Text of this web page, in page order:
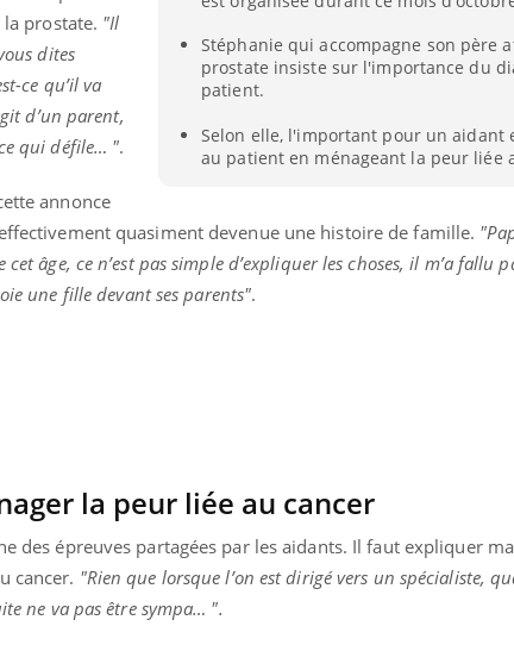
Stéphanie qui accompagne son père
prostate insiste sur l'importance du
patient.
Selon elle, l'important pour un aidant
au patient en ménageant la peur liée
la prostate. "Il
dites
ce qu’il va
d’un parent,
qui défile… ".
annonce
quasiment devenue une histoire de famille.
cet âge, ce n’est pas simple d’expliquer les choses, il m’a fallu
une fille devant ses parents".
la peur liée au cancer
des épreuves partagées par les aidants. Il faut expliquer
cancer. "Rien que lorsque l’on est dirigé vers un spécialiste,
ne va pas être sympa… ".